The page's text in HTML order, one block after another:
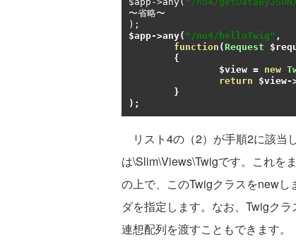
〜省略〜
);
$app->any( "/no4/helloTwig" ,
function (Request
{
		$view
= new
return $view-
}
);
リスト4の（2）が手順2に該当
は\Slim\Views\Twigです。これを
の上で、このTwigクラスをnew
ダを指定します。なお、Twigク
連想配列を渡すこともできます